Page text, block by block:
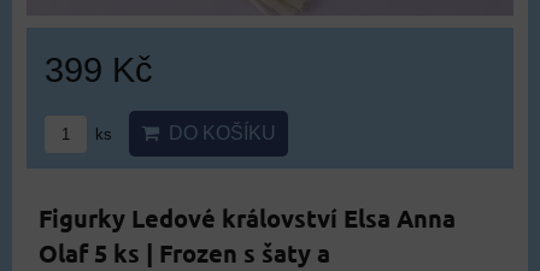
399 Kč
ks DO KOŠÍKU
Figurky Ledové království Elsa Anna
Olaf 5 ks | Frozen s šaty a